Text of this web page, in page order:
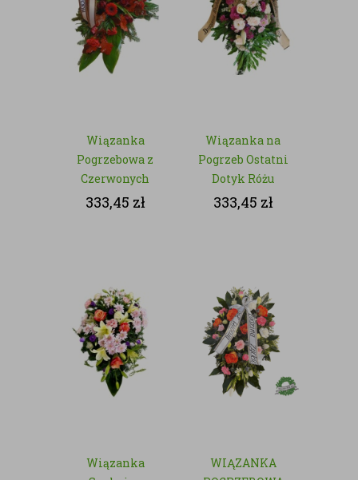
Wiązanka
Pogrzebowa z
Czerwonych
Kwiatów -
333,45 zł
Wiązanka na
Pogrzeb Ostatni
Dotyk Różu
333,45 zł
Wiązanka
WIĄZANKA